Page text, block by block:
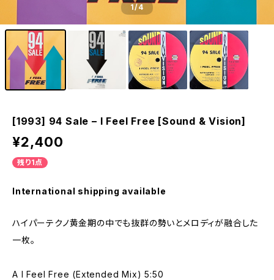
1/4
[1993] 94 Sale – I Feel Free [Sound & Vision]
¥2,400
残り1点
International shipping available
ハイパーテクノ黄金期の中でも抜群の勢いとメロディが融合した
一枚。
A I Feel Free (Extended Mix) 5:50